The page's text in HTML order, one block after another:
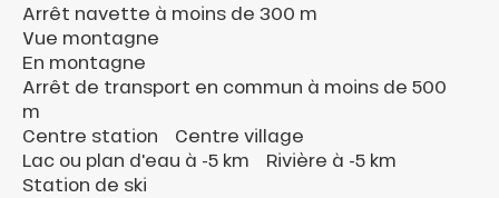
Arrêt navette à moins de 300 m
Vue montagne
En montagne
Arrêt de transport en commun à moins de 500
m
Centre station
Centre village
Lac ou plan d'eau à -5 km
Rivière à -5 km
Station de ski